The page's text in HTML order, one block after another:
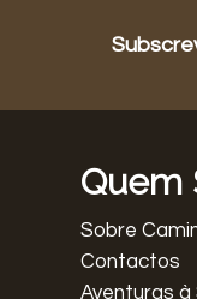
Quem
Sobre
Contactos
Aventuras à